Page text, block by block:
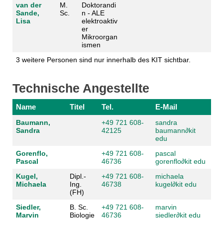
van der
Sande,
Lisa
M.
Sc.
Doktorandi
n - ALE
elektroaktiv
er
Mikroorgan
ismen
3 weitere Personen sind nur innerhalb des KIT sichtbar.
Technische Angestellte
Name Titel Tel. E-Mail
Baumann,
Sandra
+49 721 608-
42125
sandra
baumann∂kit
edu
Gorenflo,
Pascal
+49 721 608-
46736
pascal
gorenflo∂kit edu
Kugel,
Michaela
Dipl.-
Ing.
(FH)
+49 721 608-
46738
michaela
kugel∂kit edu
Siedler,
Marvin
B. Sc.
Biologie
+49 721 608-
46736
marvin
siedler∂kit edu